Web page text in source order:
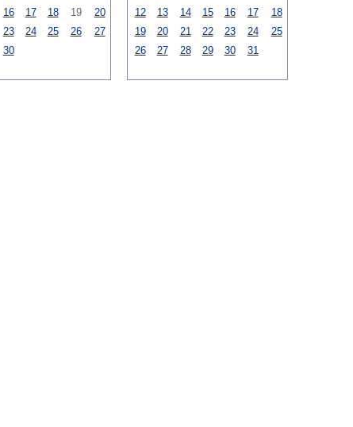
16 17 18 19
20
23 24 25 26
27
30
12
13 14 15 16 17
18
19
20 21 22 23 24
25
26
27 28 29 30 31